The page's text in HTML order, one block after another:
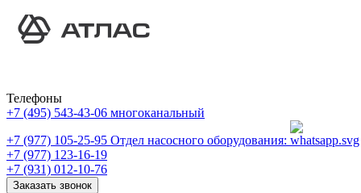
Телефоны
+7 (495) 543-43-06 многоканальный
+7 (977) 105-25-95 Отдел насосного оборудования:
+7 (977) 123-16-19
+7 (931) 012-10-76
Заказать звонок